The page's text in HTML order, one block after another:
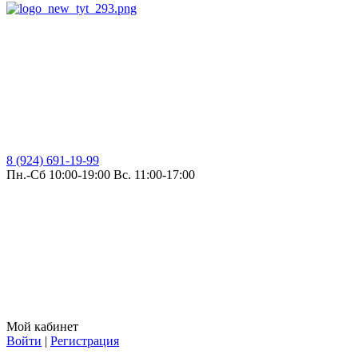
8 (924) 691-19-99
Пн.-Сб 10:00-19:00 Вс. 11:00-17:00
Мой кабинет
Войти | Регистрация